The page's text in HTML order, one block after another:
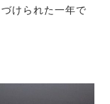
けられた一年で